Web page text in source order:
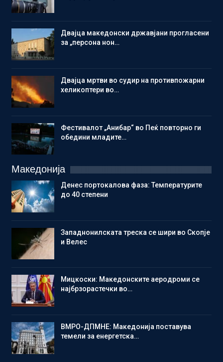
Двајца македонски државјани прогласени
за „персона нон…
Двајца мртви во судир на противпожарни
хеликоптери во…
Фестивалот „Анибар“ во Пеќ повторно ги
обедини младите…
Македонија
Денес портокалова фаза: Температурите
до 40 степени
Западнонилската треска се шири во Скопје
и Велес
Мицкоски: Македонските аеродроми се
најбрзорастечки во…
ВМРО-ДПМНЕ: Македонија поставува
темели за енергетска…